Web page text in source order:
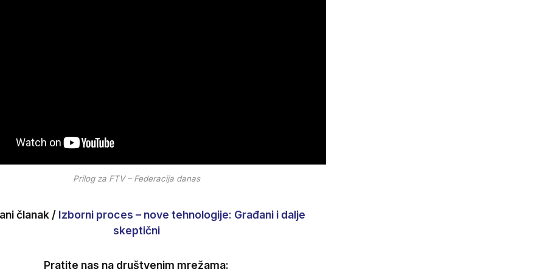
Prilog za FTV – Federacija danas
članak / Izborni proces – nove tehnologije: Građani i dalje
skeptični
Pratite nas na društvenim mrežama: